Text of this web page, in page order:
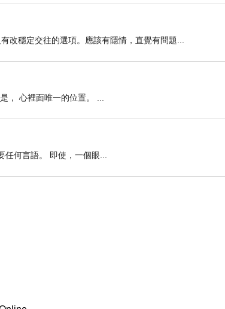
改穩定交往的選項。應該有隱情，直覺有問題...
， 心裡面唯一的位置。 ...
何言語。 即使，一個眼...